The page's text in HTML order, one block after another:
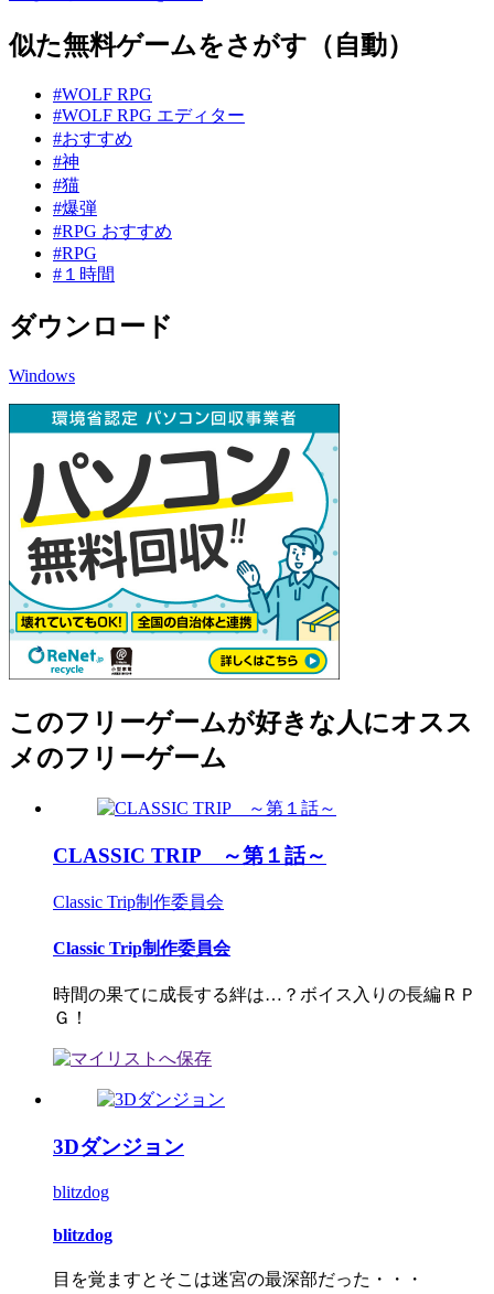
似た無料ゲームをさがす（自動）
#WOLF RPG
#WOLF RPG エディター
#おすすめ
#神
#猫
#爆弾
#RPG おすすめ
#RPG
#１時間
ダウンロード
Windows
このフリーゲームが好きな人にオスス
メのフリーゲーム
CLASSIC TRIP ～第１話～
Classic Trip制作委員会
Classic Trip制作委員会
時間の果てに成長する絆は…？ボイス入りの長編ＲＰ
Ｇ！
3Dダンジョン
blitzdog
blitzdog
目を覚ますとそこは迷宮の最深部だった・・・